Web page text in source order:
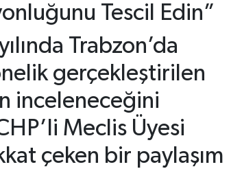
Tescil Edin”
Trabzon’da
gerçekleştirilen
inceleneceğini
Meclis Üyesi
çeken bir paylaşım